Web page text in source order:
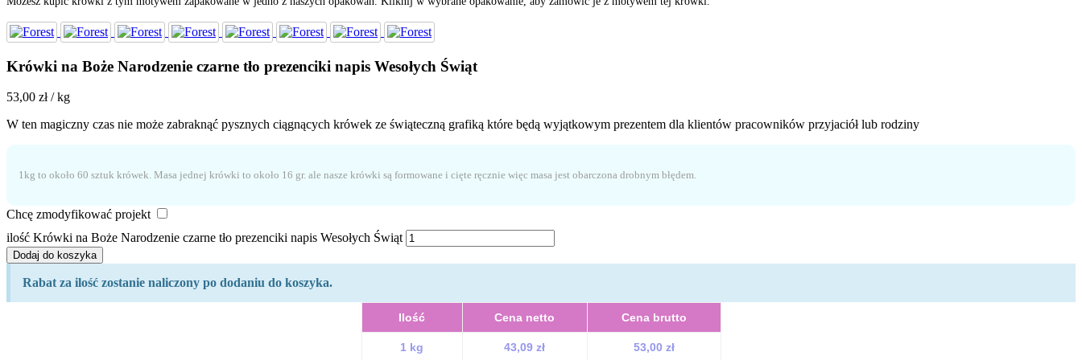
Krówki na Boże Narodzenie czarne tło prezenciki napis Wesołych Świąt
53,00 zł / kg
W ten magiczny czas nie może zabraknąć pysznych ciągnących krówek ze świąteczną grafiką które będą wyjątkowym prezentem dla klientów pracowników przyjaciół lub rodziny
1kg to około 60 sztuk krówek. Masa jednej krówki to około 16 gr. ale nasze krówki są formowane i cięte ręcznie więc masa jest obarczona drobnym błędem.
Chcę zmodyfikować projekt
ilość Krówki na Boże Narodzenie czarne tło prezenciki napis Wesołych Świąt
Dodaj do koszyka
Rabat za ilość zostanie naliczony po dodaniu do koszyka.
Ilość Cena netto Cena brutto
1 kg 43,09 zł 53,00 zł